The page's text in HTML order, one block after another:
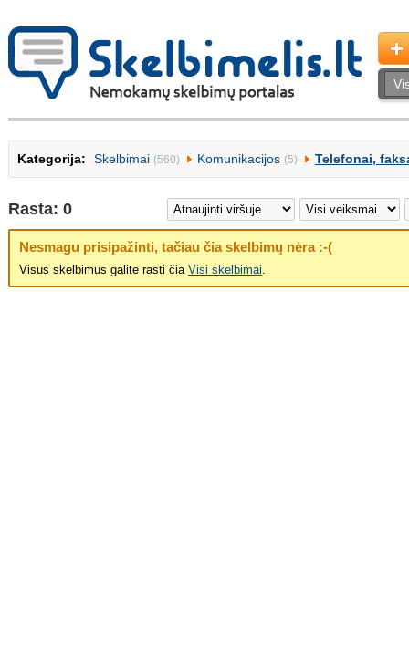
Kategorija: Skelbimai (560) Komunikacijos (5) Telefonai,
Rasta: 0
Nesmagu prisipažinti, tačiau čia skelbimų nėra :-(
Visus skelbimus galite rasti čia Visi skelbimai.